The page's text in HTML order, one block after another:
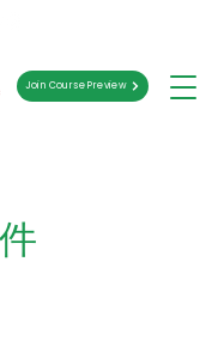
Join Course Preview